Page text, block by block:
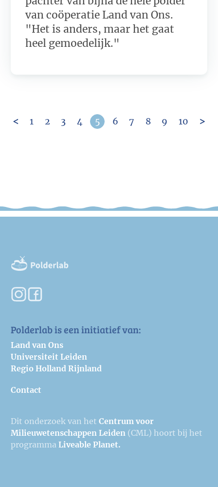
van coöperatie Land van Ons.
"Het is anders, maar het gaat
heel gemoedelijk."
1 2 3 4 5 6 7 8 9 10
Polderlab is een initiatief van:
Land van Ons
Universiteit Leiden
Regio Holland Rijnland
Contact
Dit onderzoek van hetCentrum voor
Milieuwetenschappen Leiden (CML) hoort bij het
programmaLiveable Planet.